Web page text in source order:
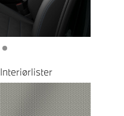
Interiørlister